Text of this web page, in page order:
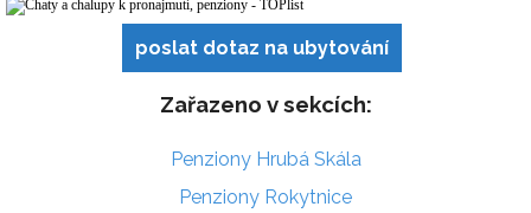
poslat dotaz na ubytování
Zařazeno v sekcích:
Penziony Hrubá Skála
Penziony Rokytnice